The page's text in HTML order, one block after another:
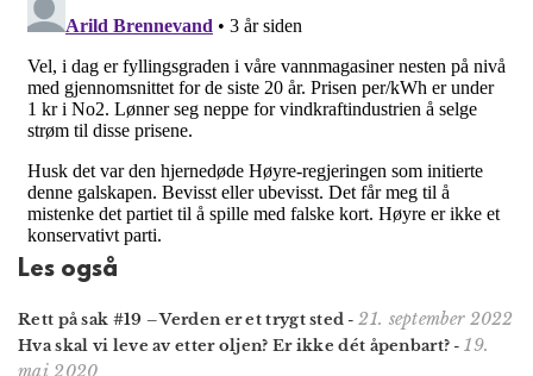
Les også
Rett på sak #19 – Verden er et trygt sted - 21. september 2022
Hva skal vi leve av etter oljen? Er ikke dét åpenbart? - 19.
mai 2020